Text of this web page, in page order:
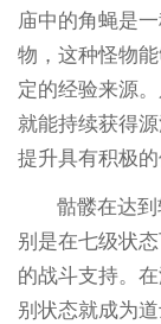
庙中的角蝇是
物，这种怪物
定的经验来源
就能持续获得
提升具有积极的
骷髅在达
别是在七级状
的战斗支持。
别状态就成为